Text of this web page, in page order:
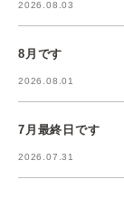
2026.08.03
8月です
2026.08.01
7月最終日です
2026.07.31